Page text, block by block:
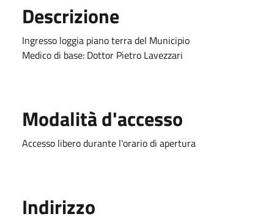
Descrizione
Ingresso loggia piano terra del Municipio
Medico di base: Dottor Pietro Lavezzari
Modalità d'accesso
Accesso libero durante l'orario di apertura
Indirizzo